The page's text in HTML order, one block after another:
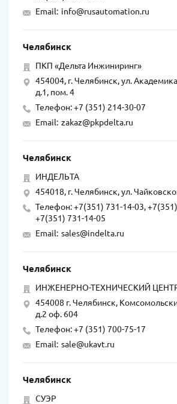
Email: info@rusautomation.ru
Челябинск
ПКП «Дельта Инжиниринг»
454004, г. Челябинск, ул.
д.1, пом. 4
Телефон: +7 (351) 214-30-07
Email: zakaz@pkpdelta.ru
Челябинск
ИНДЕЛЬТА
454018, г. Челябинск, ул.
Телефон: +7(351) 731-14-03,
+7(351) 731-14-05
Email: sales@indelta.ru
Челябинск
ИНЖЕНЕРНО-ТЕХНИЧЕСКИЙ
454008 г. Челябинск,
д.2 оф. 604
Телефон: +7 (351) 700-75-17
Email: sale@ukavt.ru
Челябинск
СУЭР